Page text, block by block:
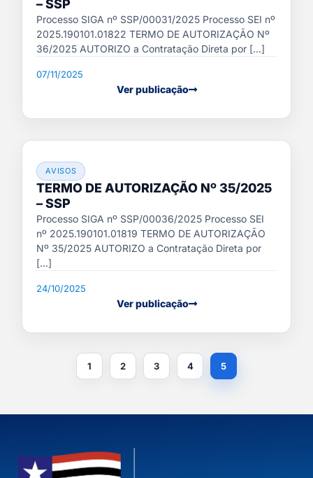
– SSP
Processo SIGA nº SSP/00031/2025 Processo SEI nº
2025.190101.01822 TERMO DE AUTORIZAÇÃO Nº
36/2025 AUTORIZO a Contratação Direta por [...]
07/11/2025
Ver publicação
AVISOS
TERMO DE AUTORIZAÇÃO Nº 35/2025
– SSP
Processo SIGA nº SSP/00036/2025 Processo SEI
nº 2025.190101.01819 TERMO DE AUTORIZAÇÃO
Nº 35/2025 AUTORIZO a Contratação Direta por
[...]
24/10/2025
Ver publicação
1 2 3 4 5